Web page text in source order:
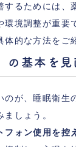
するためには、
環境調整が重要
的な方法をご
の基本を見
のが、睡眠衛生
ましょう。
フォン使用を控